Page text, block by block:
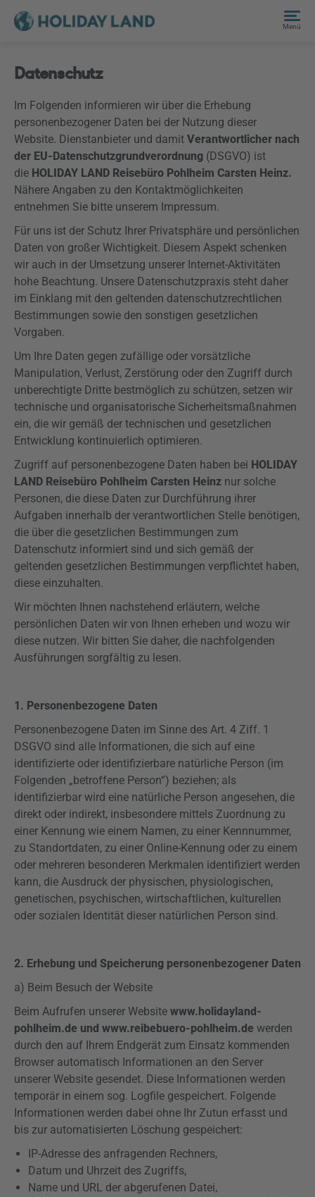
Menü
Datenschutz
Im Folgenden informieren wir über die Erhebung
personenbezogener Daten bei der Nutzung dieser
Website. Dienstanbieter und damit Verantwortlicher nach
der EU-Datenschutzgrundverordnung (DSGVO) ist
die HOLIDAY LAND Reisebüro Pohlheim Carsten Heinz.
Nähere Angaben zu den Kontaktmöglichkeiten
entnehmen Sie bitte unserem Impressum.
Für uns ist der Schutz Ihrer Privatsphäre und persönlichen
Daten von großer Wichtigkeit. Diesem Aspekt schenken
wir auch in der Umsetzung unserer Internet-Aktivitäten
hohe Beachtung. Unsere Datenschutzpraxis steht daher
im Einklang mit den geltenden datenschutzrechtlichen
Bestimmungen sowie den sonstigen gesetzlichen
Vorgaben.
Um Ihre Daten gegen zufällige oder vorsätzliche
Manipulation, Verlust, Zerstörung oder den Zugriff durch
unberechtigte Dritte bestmöglich zu schützen, setzen wir
technische und organisatorische Sicherheitsmaßnahmen
ein, die wir gemäß der technischen und gesetzlichen
Entwicklung kontinuierlich optimieren.
Zugriff auf personenbezogene Daten haben bei HOLIDAY
LAND Reisebüro Pohlheim Carsten Heinz nur solche
Personen, die diese Daten zur Durchführung ihrer
Aufgaben innerhalb der verantwortlichen Stelle benötigen,
die über die gesetzlichen Bestimmungen zum
Datenschutz informiert sind und sich gemäß der
geltenden gesetzlichen Bestimmungen verpflichtet haben,
diese einzuhalten.
Wir möchten Ihnen nachstehend erläutern, welche
persönlichen Daten wir von Ihnen erheben und wozu wir
diese nutzen. Wir bitten Sie daher, die nachfolgenden
Ausführungen sorgfältig zu lesen.
1. Personenbezogene Daten
Personenbezogene Daten im Sinne des Art. 4 Ziff. 1
DSGVO sind alle Informationen, die sich auf eine
identifizierte oder identifizierbare natürliche Person (im
Folgenden „betroffene Person“) beziehen; als
identifizierbar wird eine natürliche Person angesehen, die
direkt oder indirekt, insbesondere mittels Zuordnung zu
einer Kennung wie einem Namen, zu einer Kennnummer,
zu Standortdaten, zu einer Online-Kennung oder zu einem
oder mehreren besonderen Merkmalen identifiziert werden
kann, die Ausdruck der physischen, physiologischen,
genetischen, psychischen, wirtschaftlichen, kulturellen
oder sozialen Identität dieser natürlichen Person sind.
2. Erhebung und Speicherung personenbezogener Daten
a) Beim Besuch der Website
Beim Aufrufen unserer Website www.holidayland-
pohlheim.de und www.reibebuero-pohlheim.de werden
durch den auf Ihrem Endgerät zum Einsatz kommenden
Browser automatisch Informationen an den Server
unserer Website gesendet. Diese Informationen werden
temporär in einem sog. Logfile gespeichert. Folgende
Informationen werden dabei ohne Ihr Zutun erfasst und
bis zur automatisierten Löschung gespeichert:
IP-Adresse des anfragenden Rechners,
Datum und Uhrzeit des Zugriffs,
Name und URL der abgerufenen Datei,